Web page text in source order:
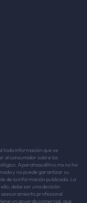
toda información que se
al consumidor sobre los
Aparatoauditivo.mx no ha
y no puede garantizar su
de la información publicada. La
debe ser una decisión
profesional
un acuerdo comercial, que